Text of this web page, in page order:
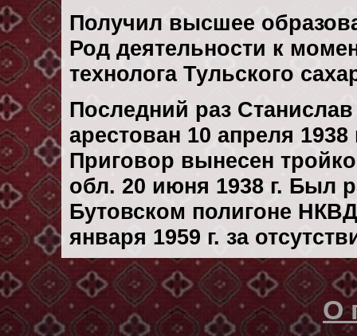
Получил высшее
Род деятельности к
технолога Тульского
Последний раз
арестован 10 апреля 1938
Приговор вынесен
обл. 20 июня 1938 г. Был
Бутовском полигоне
января 1959 г. за
О